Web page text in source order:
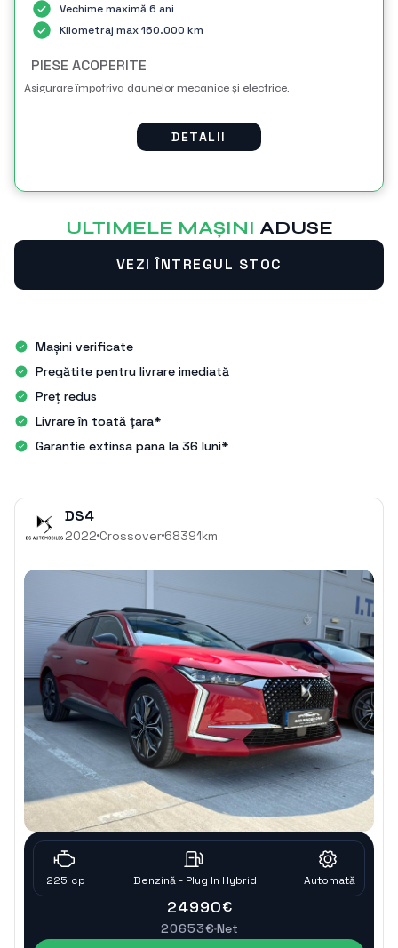
Vechime maximă 6 ani
Kilometraj max 160.000 km
PIESE ACOPERITE
Asigurare împotriva daunelor mecanice și electrice.
DETALII
ULTIMELE MAŞINI ADUSE
VEZI ÎNTREGUL STOC
Mașini verificate
Pregătite pentru livrare imediată
Preț redus
Livrare în toată țara*
Garantie extinsa pana la 36 luni*
DS4
2022 Crossover 68391km
225 cp Benzinǎ - Plug In Hybrid Automatǎ
24990€
20653€Net